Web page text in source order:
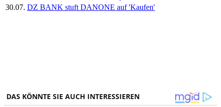
30.07. DZ BANK stuft DANONE auf 'Kaufen'